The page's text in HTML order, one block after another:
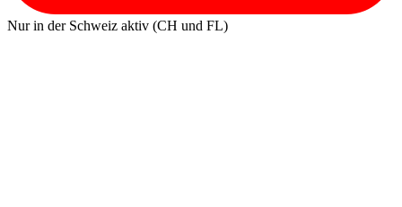
Nur in der Schweiz aktiv (CH und FL)